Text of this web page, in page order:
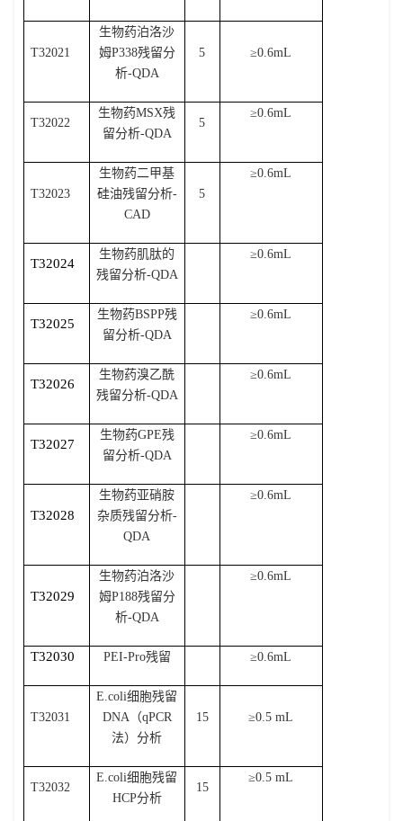
T32021
生物药泊洛沙
姆P338残留分
析-QDA
5 ≥0.6mL
T32022
生物药MSX残
留分析-QDA
5
≥0.6mL
T32023
生物药二甲基
硅油残留分析-
CAD
5
≥0.6mL
T32024
生物药肌肽的
残留分析-QDA
≥0.6mL
T32025
生物药BSPP残
留分析-QDA
≥0.6mL
T32026
生物药溴乙酰
残留分析-QDA
≥0.6mL
T32027
生物药GPE残
留分析-QDA
≥0.6mL
T32028
生物药亚硝胺
杂质残留分析-
QDA
≥0.6mL
T32029
生物药泊洛沙
姆P188残留分
析-QDA
≥0.6mL
T32030 PEI-Pro残留 ≥0.6mL
T32031
E.coli细胞残留
DNA（qPCR
法）分析
15 ≥0.5 mL
T32032
E.coli细胞残留
HCP分析
15
≥0.5 mL